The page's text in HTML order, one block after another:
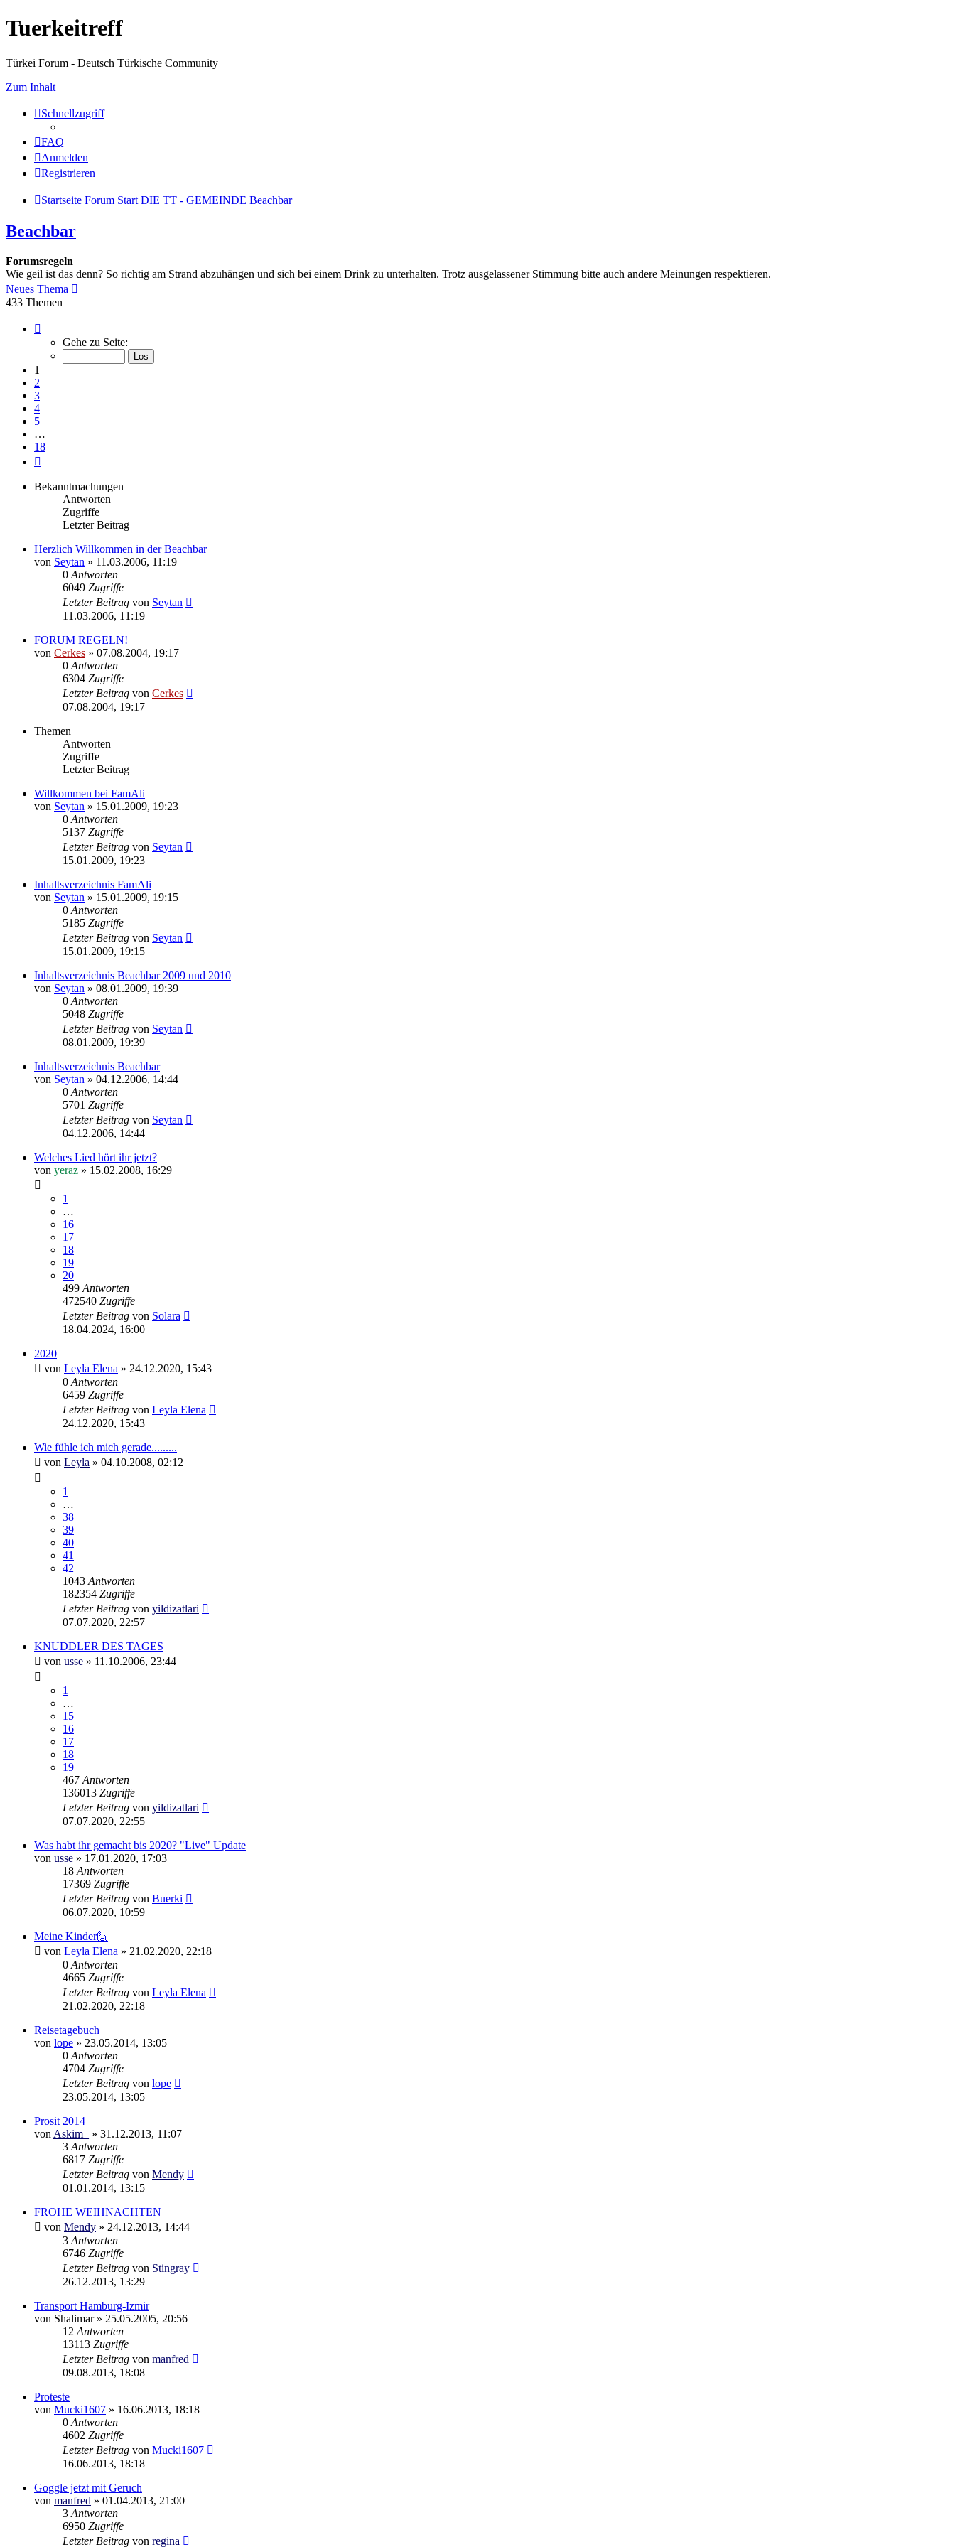
Tuerkeitreff
Türkei Forum - Deutsch Türkische Community
Zum Inhalt
Schnellzugriff
FAQ
Anmelden
Registrieren
Startseite Forum Start DIE TT - GEMEINDE Beachbar
Beachbar
Forumsregeln
Wie geil ist das denn? So richtig am Strand abzuhängen und sich bei einem Drink zu unterhalten. Trotz ausgelassener Stimmung bitte auch andere Meinungen respektieren.
Neues Thema
433 Themen
von
Gehe zu Seite:
1
2
3
4
5
…
18
Bekanntmachungen
Antworten
Zugriffe
Letzter Beitrag
Herzlich Willkommen in der Beachbar
von Seytan » 11.03.2006, 11:19
0 Antworten
6049 Zugriffe
Letzter Beitrag von Seytan
11.03.2006, 11:19
FORUM REGELN!
von Cerkes » 07.08.2004, 19:17
0 Antworten
6304 Zugriffe
Letzter Beitrag von Cerkes
07.08.2004, 19:17
Themen
Antworten
Zugriffe
Letzter Beitrag
Willkommen bei FamAli
von Seytan » 15.01.2009, 19:23
0 Antworten
5137 Zugriffe
Letzter Beitrag von Seytan
15.01.2009, 19:23
Inhaltsverzeichnis FamAli
von Seytan » 15.01.2009, 19:15
0 Antworten
5185 Zugriffe
Letzter Beitrag von Seytan
15.01.2009, 19:15
Inhaltsverzeichnis Beachbar 2009 und 2010
von Seytan » 08.01.2009, 19:39
0 Antworten
5048 Zugriffe
Letzter Beitrag von Seytan
08.01.2009, 19:39
Inhaltsverzeichnis Beachbar
von Seytan » 04.12.2006, 14:44
0 Antworten
5701 Zugriffe
Letzter Beitrag von Seytan
04.12.2006, 14:44
Welches Lied hört ihr jetzt?
von yeraz » 15.02.2008, 16:29
1
…
16
17
18
19
20
499 Antworten
472540 Zugriffe
Letzter Beitrag von Solara
18.04.2024, 16:00
2020
von Leyla Elena » 24.12.2020, 15:43
0 Antworten
6459 Zugriffe
Letzter Beitrag von Leyla Elena
24.12.2020, 15:43
Wie fühle ich mich gerade.........
von Leyla » 04.10.2008, 02:12
1
…
38
39
40
41
42
1043 Antworten
182354 Zugriffe
Letzter Beitrag von yildizatlari
07.07.2020, 22:57
KNUDDLER DES TAGES
von usse » 11.10.2006, 23:44
1
…
15
16
17
18
19
467 Antworten
136013 Zugriffe
Letzter Beitrag von yildizatlari
07.07.2020, 22:55
Was habt ihr gemacht bis 2020? "Live" Update
von usse » 17.01.2020, 17:03
18 Antworten
17369 Zugriffe
Letzter Beitrag von Buerki
06.07.2020, 10:59
Meine Kinder🙋
von Leyla Elena » 21.02.2020, 22:18
0 Antworten
4665 Zugriffe
Letzter Beitrag von Leyla Elena
21.02.2020, 22:18
Reisetagebuch
von lope » 23.05.2014, 13:05
0 Antworten
4704 Zugriffe
Letzter Beitrag von lope
23.05.2014, 13:05
Prosit 2014
von Askim_ » 31.12.2013, 11:07
3 Antworten
6817 Zugriffe
Letzter Beitrag von Mendy
01.01.2014, 13:15
FROHE WEIHNACHTEN
von Mendy » 24.12.2013, 14:44
3 Antworten
6746 Zugriffe
Letzter Beitrag von Stingray
26.12.2013, 13:29
Transport Hamburg-Izmir
von Shalimar» 25.05.2005, 20:56
12 Antworten
13113 Zugriffe
Letzter Beitrag von manfred
09.08.2013, 18:08
Proteste
von Mucki1607 » 16.06.2013, 18:18
0 Antworten
4602 Zugriffe
Letzter Beitrag von Mucki1607
16.06.2013, 18:18
Goggle jetzt mit Geruch
von manfred » 01.04.2013, 21:00
3 Antworten
6950 Zugriffe
Letzter Beitrag von regina